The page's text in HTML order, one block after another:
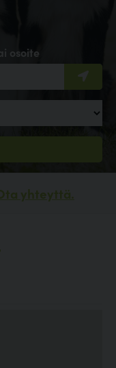
osoite
yhteyttä.